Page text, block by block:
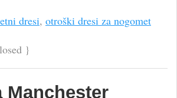
dresi, otroški dresi za nogomet
}
Manchester